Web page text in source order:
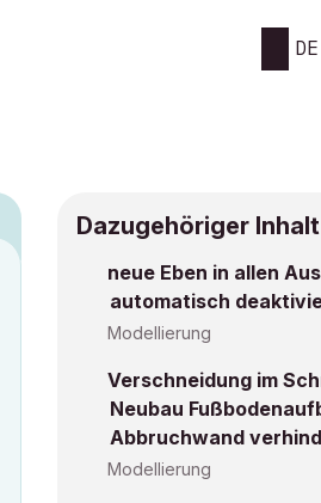
DE
Dazugehöriger Inhalt
neue Eben in allen
automatisch
Modellierung
Verschneidung im
Neubau
Abbruchwand
Modellierung